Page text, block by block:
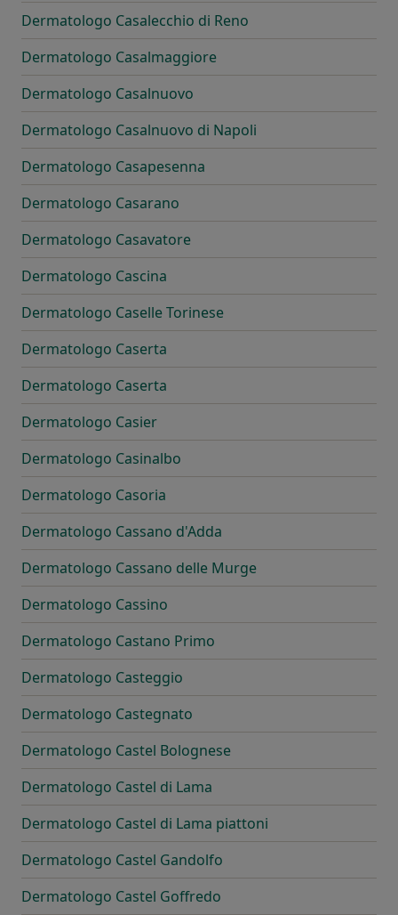
Dermatologo Casalecchio di Reno
Dermatologo Casalmaggiore
Dermatologo Casalnuovo
Dermatologo Casalnuovo di Napoli
Dermatologo Casapesenna
Dermatologo Casarano
Dermatologo Casavatore
Dermatologo Cascina
Dermatologo Caselle Torinese
Dermatologo Caserta
Dermatologo Caserta
Dermatologo Casier
Dermatologo Casinalbo
Dermatologo Casoria
Dermatologo Cassano d'Adda
Dermatologo Cassano delle Murge
Dermatologo Cassino
Dermatologo Castano Primo
Dermatologo Casteggio
Dermatologo Castegnato
Dermatologo Castel Bolognese
Dermatologo Castel di Lama
Dermatologo Castel di Lama piattoni
Dermatologo Castel Gandolfo
Dermatologo Castel Goffredo